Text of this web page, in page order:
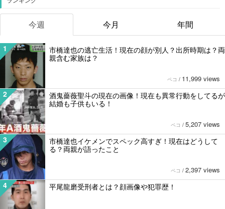
今週 今月 年間
1
市橋達也の逃亡生活！現在の顔が別人？出所時期は？両
親含む家族は？
ペコ / 11,999 views
2
酒鬼薔薇聖斗の現在の画像！現在も異常行動をしてるが
結婚も子供もいる！
ペコ / 5,207 views
3
市橋達也イケメンでスペック高すぎ！現在はどうして
る？両親が語ったこと
ペコ / 2,397 views
4 平尾龍磨受刑者とは？顔画像や犯罪歴！